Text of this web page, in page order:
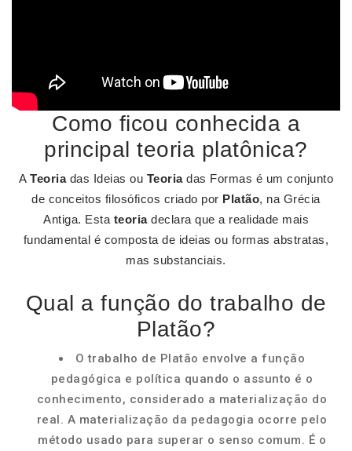
Como ficou conhecida a
principal teoria platônica?
A Teoriadas Ideias ou Teoriadas Formas é um conjunto
de conceitos filosóficos criado por Platão, na Grécia
Antiga. Esta teoriadeclara que a realidade mais
fundamental é composta de ideias ou formas abstratas,
mas substanciais.
Qual a função do trabalho de
Platão?
O trabalho de Platão envolve a função
pedagógica e política quando o assunto é o
conhecimento, considerado a materialização do
real. A materialização da pedagogia ocorre pelo
método usado para superar o senso comum. É o